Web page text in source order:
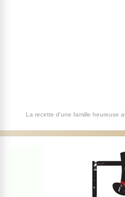
La recette d'une famille heureuse